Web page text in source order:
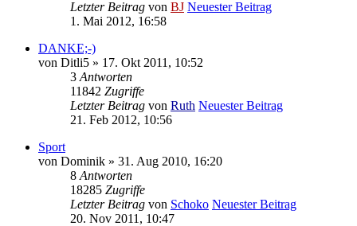
Letzter Beitrag von BJ Neuester Beitrag
1. Mai 2012, 16:58
DANKE;-)
von Ditli5 » 17. Okt 2011, 10:52
3 Antworten
11842 Zugriffe
Letzter Beitrag von Ruth Neuester Beitrag
21. Feb 2012, 10:56
Sport
von Dominik » 31. Aug 2010, 16:20
8 Antworten
18285 Zugriffe
Letzter Beitrag von Schoko Neuester Beitrag
20. Nov 2011, 10:47